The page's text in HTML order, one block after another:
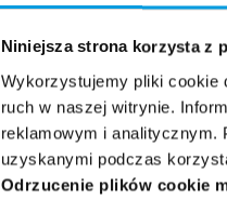
Niniejsza strona korzysta z
Wykorzystujemy pliki cookie
ruch w naszej witrynie.
reklamowym i analitycznym.
uzyskanymi podczas
Odrzucenie plików cookie